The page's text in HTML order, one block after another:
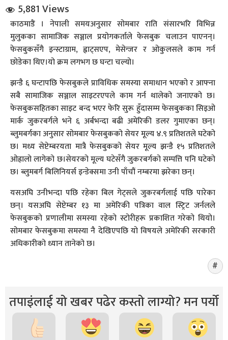
संवाद
5,881 Views
काठमाडैं । नेपाली समयअनुसार सोमबार राति संसारभरि विभिन्न
मुलुकका सामाजिक सञ्जाल प्रयोगकर्ताले फेसबुक चलाउन पाएनन्।
फेसबुकसँगै इन्स्टाग्राम, ह्वाट्सएप, मेसेन्जर र ओकुलसले काम गर्न
छोडेका थिए।यो क्रम लगभग छ घन्टा चल्यो।
झन्डै ६ घन्टापछि फेसबुकले प्राविधिक समस्या समाधान भएको र आफ्ना
सबै सामाजिक सञ्जाल साइटरएपले काम गर्न थालेको जनाएको छ।
फेसबुकसहितका साइट बन्द भएर फेरि सुरू हुँदासम्म फेसबुकका सिइओ
मार्क जुकरबर्गले भने ६ अर्बभन्दा बढी अमेरिकी डलर गुमाएका छन्।
ब्लुमबर्गका अनुसार सोमबार फेसबुकको सेयर मूल्य ४.९ प्रतिशतले घटेको
छ। मध्य सेप्टेम्बरयता मात्रै फेसबुकको सेयर मूल्य झन्डै १५ प्रतिशतले
ओह्रालो लागेको छ।सेयरको मूल्य घटेसँगै जुकरबर्गको सम्पत्ति पनि घटेको
छ। ब्लुमबर्ग बिलिनियर्स इन्डेक्समा उनी पाँचौं नम्बरमा झरेका छन्।
यसअघि उनीभन्दा पछि रहेका बिल गेट्सले जुकरबर्गलाई पछि पारेका
छन्। यसअघि सेप्टेम्बर १३ मा अमेरिकी पत्रिका वाल स्ट्रिट जर्नलले
फेसबुकको प्रणालीमा समस्या रहेको स्टोरीहरू प्रकाशित गरेको थियो।
सोमबार फेसबुकमा समस्या नै देखिएपछि यो विषयले अमेरिकी सरकारी
अधिकारीको ध्यान तानेको छ।
तपाइंलाई यो खबर पढेर कस्तो लाग्यो? मन पर्यो